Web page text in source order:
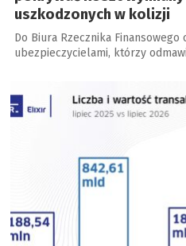
uszkodzonych w kolizji
Do Biura Rzecznika
ubezpieczycielami, którzy